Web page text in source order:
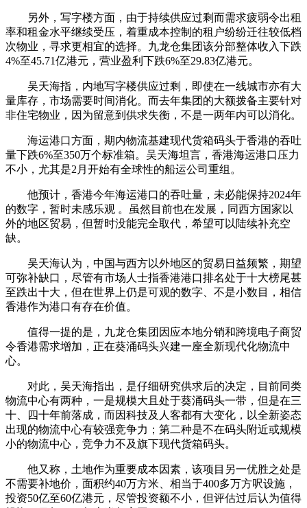
另外，写字楼方面，由于持续供应过剩而需求疲弱令出租
率和租金水平继续受压，着重成本控制的租户纷纷迁往较低档
次物业，寻求更相宜的选择。九龙仓集团该分部整体收入下跌
4%至45.71亿港元，营业盈利下跌6%至29.83亿港元。
吴天海指，内地写字楼供应过剩，即使在一线城市亦有大
量库存，市场需要时间消化。而去年集团的大额拨备主要针对
非住宅物业，因为留意到供求失衡，不是一两年内可以消化。
海运港口方面，期内物流基建现代货箱码头于香港的吞吐
量下跌6%至350万个标准箱。吴天海坦言，香港海运港口压力
不小，尤其是2月开始有全球性的船运公司重组。
他预计，香港今年海运港口的吞吐量，未必能保持2024年
的数字，暂时未感乐观 。虽然目前也在发展，同西方国家以
外的地区贸易，但暂时没能完全取代，希望可以陆续补充空
缺。
吴天海认为，中国与西方以外地区的贸易日益频繁，期望
可弥补缺口，尽管有市场人士指香港港口排名处于十大榜尾甚
至跌出十大，但在世界上仍是可观的数字、不是小数目，相信
香港作为港口有存在价值。
值得一提的是，九龙仓集团因应本地分销和跨境电子商贸
令香港需求增加，正在葵涌码头兴建一座全新现代化物流中
心。
对此，吴天海指出，是仔细研究供求后的决定，目前同类
物流中心有两种，一是规模大且处于葵涌码头一带，但是在三
十、四十年前落成，而因科技及人客都有大变化，以全新姿态
出现的物流中心有较强竞争力；第二种是不在码头附近或规模
小的物流中心，竞争力不及旗下现代货箱码头。
他又称，土地作为重要成本因素，该项目另一优胜之处是
不需要补地价，面积约40万方米、相当于400多万方呎设施，
投资50亿至60亿港元，尽管投资额不小，但评估过后认为值得